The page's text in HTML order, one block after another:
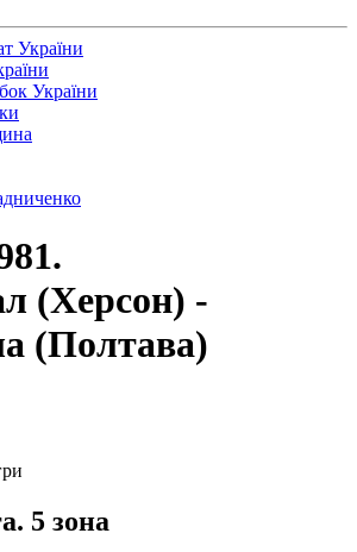
України
України
(Херсон) -
(Полтава)
5 зона